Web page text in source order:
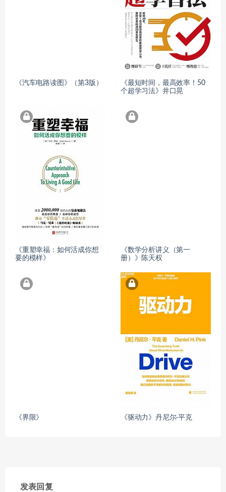
《汽车电路读图》（第3版）
《最短时间，最高效率！50
个超学习法》井口晃
《重塑幸福：如何活成你想
要的模样》
《数学分析讲义（第一
册）》陈天权
《界限》 《驱动力》丹尼尔·平克
发表回复